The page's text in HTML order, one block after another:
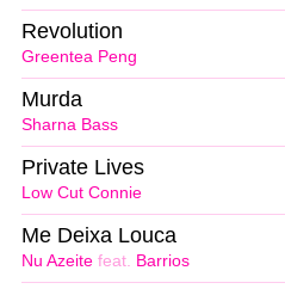
Greentea Peng
Revolution
Sharna Bass
Murda
Low Cut Connie
Private Lives
Nu Azeite feat. Barrios
Me Deixa Louca